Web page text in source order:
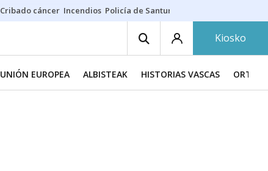
Cribado cáncer Incendios Policía de Santurtzi
Kiosko
UNIÓN EUROPEA ALBISTEAK HISTORIAS VASCAS